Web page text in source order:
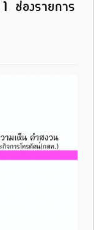
ช่องรายการ